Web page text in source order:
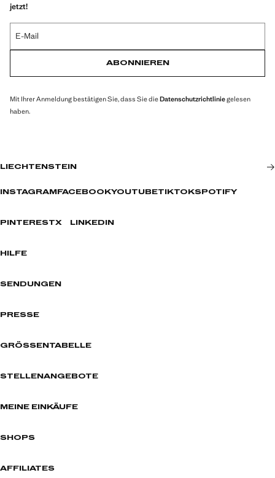
jetzt!
E-Mail
ABONNIEREN
Mit Ihrer Anmeldung bestätigen Sie, dass Sie dieDatenschutzrichtliniegelesen
haben.
LIECHTENSTEIN
INSTAGRAM FACEBOOKYOUTUBETIKTOKSPOTIFY
PINTERESTX LINKEDIN
HILFE
SENDUNGEN
PRESSE
GRÖSSENTABELLE
STELLENANGEBOTE
MEINE EINKÄUFE
SHOPS
AFFILIATES